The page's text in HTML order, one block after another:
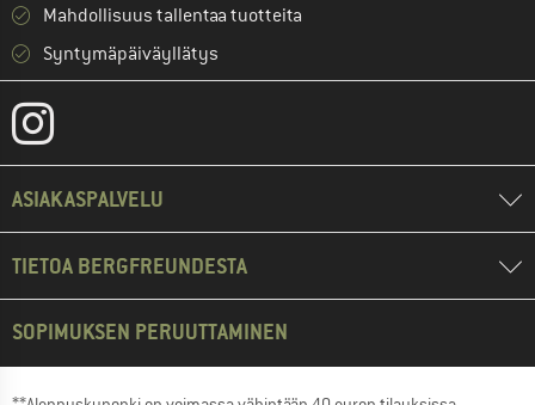
Mahdollisuus tallentaa tuotteita
Syntymäpäiväyllätys
ASIAKASPALVELU
TIETOA BERGFREUNDESTA
SOPIMUKSEN PERUUTTAMINEN